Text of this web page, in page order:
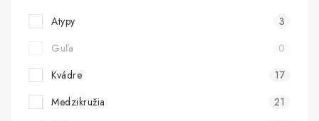
Atypy
3
Guľa
0
Kvádre
17
Medzikružia
21